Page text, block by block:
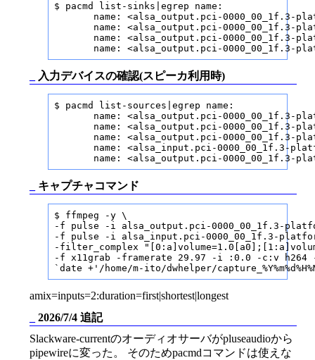
$ pacmd list-sinks|egrep name:
name: <alsa_output.pci-0000_00_1f.3-
name: <alsa_output.pci-0000_00_1f.3-
name: <alsa_output.pci-0000_00_1f.3-
name: <alsa_output.pci-0000_00_1f.3-
入力デバイスの確認(スピーカ利用時)
$ pacmd list-sources|egrep name:
name: <alsa_output.pci-0000_00_1f.3-
name: <alsa_output.pci-0000_00_1f.3-
name: <alsa_output.pci-0000_00_1f.3-
name: <alsa_input.pci-0000_00_1f.3-
name: <alsa_output.pci-0000_00_1f.3-
キャプチャコマンド
$ ffmpeg -y \
-f pulse -i alsa_output.pci-0000_00_1f.3-
-f pulse -i alsa_input.pci-0000_00_1f.3-
-filter_complex
-f x11grab -framerate 29.97 -i :0.0 -c:v h264
`date +'/home/m-ito/dwhelper/
amix=inputs=2:duration=first|shortest|longest
2026/7/4 追記
Slackware-currentのオーディオサーバがpluseaudioから
pipewireに変った。 そのためpacmdコマンドは使えな